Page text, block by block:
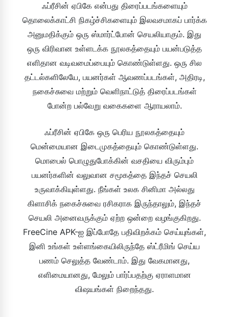
ஃப்ரீசின் ஏபிகே என்பது திரைப்படங்களையும்
தொலைக்காட்சி நிகழ்ச்சிகளையும் இலவசமாகப் பார்க்க
அனுமதிக்கும் ஒரு ஸ்மார்ட்போன் செயலியாகும். இது
ஒரு விரிவான உள்ளடக்க நூலகத்தையும் பயன்படுத்த
எளிதான வடிவமைப்பையும் கொண்டுள்ளது. ஒரு சில
தட்டல்களிலேயே, பயனர்கள் ஆவணப்படங்கள், அதிரடி,
நகைச்சுவை மற்றும் வெளிநாட்டுத் திரைப்படங்கள்
போன்ற பல்வேறு வகைகளை ஆராயலாம்.
ஃப்ரீசின் ஏபிகே ஒரு பெரிய நூலகத்தையும்
மென்மையான இடைமுகத்தையும் கொண்டுள்ளது.
மொபைல் பொழுதுபோக்கின் வசதியை விரும்பும்
பயனர்களின் வலுவான சமூகத்தை இந்தச் செயலி
உருவாக்கியுள்ளது. நீங்கள் உலக சினிமா அல்லது
கிளாசிக் நகைச்சுவை ரசிகராக இருந்தாலும், இந்தச்
செயலி அனைவருக்கும் ஏற்ற ஒன்றை வழங்குகிறது.
FreeCine APK-ஐ இப்போதே பதிவிறக்கம் செய்யுங்கள்,
இனி உங்கள் உள்ளங்கையிலிருந்தே ஸ்ட்ரீமிங் செய்ய
பணம் செலுத்த வேண்டாம். இது வேகமானது,
எளிமையானது, மேலும் பார்ப்பதற்கு ஏராளமான
விஷயங்கள் நிறைந்தது.